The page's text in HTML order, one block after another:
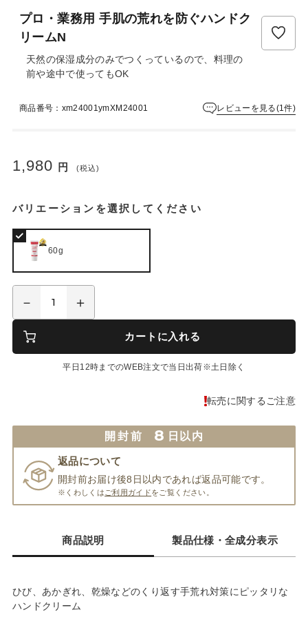
プロ・業務用 手肌の荒れを防ぐハンドク
リームN
天然の保湿成分のみでつくっているので、料理の
前や途中で使ってもOK
商品番号：xm24001ymXM24001 レビューを見る(1件)
1,980 円 (税込)
バリエーションを選択してください
60g
カートに入れる
平日12時までのWEB注文で当日出荷※土日除く
転売に関するご注意
開封前 8 日以内
返品について
開封前お届け後8日以内であれば返品可能です。
※くわしくは ご利用ガイドをご覧ください。
商品説明 製品仕様・全成分表示
ひび、あかぎれ、乾燥などのくり返す手荒れ対策にピッタリな
ハンドクリーム